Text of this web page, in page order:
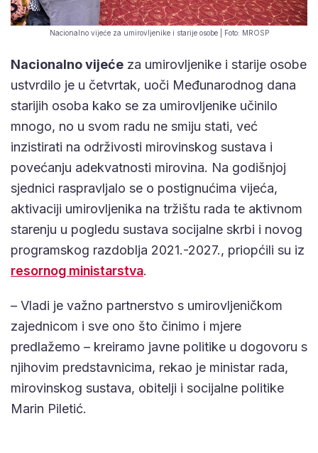
Nacionalno vijeće za umirovljenike i starije osobe | Foto: MROSP
Nacionalno vijeće za umirovljenike i starije osobe
ustvrdilo je u četvrtak, uoči Međunarodnog dana
starijih osoba kako se za umirovljenike učinilo
mnogo, no u svom radu ne smiju stati, već
inzistirati na održivosti mirovinskog sustava i
povećanju adekvatnosti mirovina. Na godišnjoj
sjednici raspravljalo se o postignućima vijeća,
aktivaciji umirovljenika na tržištu rada te aktivnom
starenju u pogledu sustava socijalne skrbi i novog
programskog razdoblja 2021.-2027., priopćili su iz
resornog ministarstva.
– Vladi je važno partnerstvo s umirovljeničkom
zajednicom i sve ono što činimo i mjere
predlažemo – kreiramo javne politike u dogovoru s
njihovim predstavnicima, rekao je ministar rada,
mirovinskog sustava, obitelji i socijalne politike
Marin Piletić.